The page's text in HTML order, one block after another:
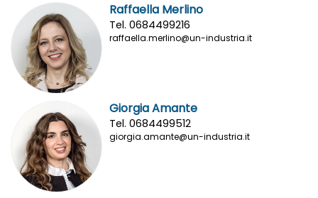
Raffaella Merlino
Tel. 0684499216
raffaella.merlino@un-industria.it
Giorgia Amante
Tel. 0684499512
giorgia.amante@un-industria.it